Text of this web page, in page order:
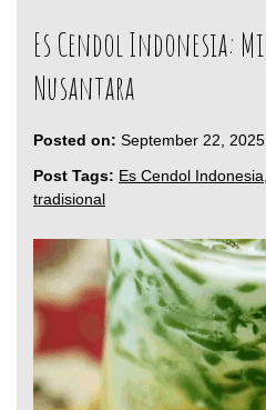
Es Cendol Indonesia:
Nusantara
Posted on: September 22, 2025
Post Tags: Es Cendol Indonesia
tradisional